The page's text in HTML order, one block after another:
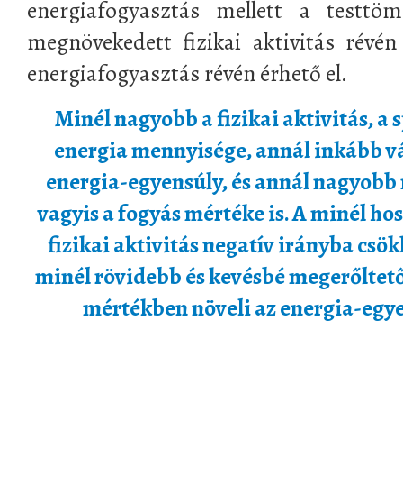
energiafogyasztás mellett a
megnövekedett fizikai aktivitás
energiafogyasztás révén érhető el.
Minél nagyobb a fizikai aktivitás, a
energia mennyisége, annál inkább
energia-egyensúly, és annál
vagyis a fogyás mértéke is. A minél
fizikai aktivitás negatív irányba
minél rövidebb és kevésbé
mértékben növeli az energia-